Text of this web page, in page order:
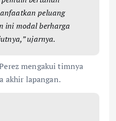
peluang
ini modal berharga
ujarnya.
mengakui timnya
akhir lapangan.